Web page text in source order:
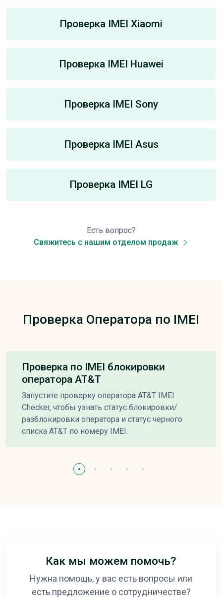
Проверка IMEI Xiaomi
Проверка IMEI Huawei
Проверка IMEI Sony
Проверка IMEI Asus
Проверка IMEI LG
Есть вопрос?
Свяжитесь с нашим отделом продаж
Проверка Оператора по IMEI
Проверка по IMEI блокировки
оператора AT&T
Запустите проверку оператора AT&T IMEI
Checker, чтобы узнать статус блокировки/
разблокировки оператора и статус черного
списка AT&T по номеру IMEI.
Как мы можем помочь?
Нужна помощь, у вас есть вопросы или
есть предложение о сотрудничестве?